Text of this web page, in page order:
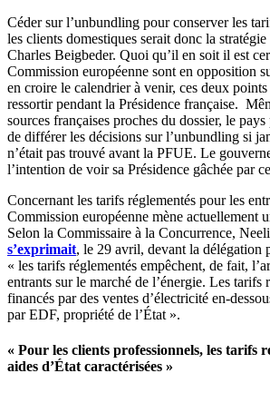
Céder sur l’unbundling pour conserver les
les clients domestiques serait donc la
Charles Beigbeder. Quoi qu’il en soit il est
Commission européenne sont en opposition
en croire le calendrier à venir, ces deux
ressortir pendant la Présidence française.
sources françaises proches du dossier, le
de différer les décisions sur l’unbundling si
n’était pas trouvé avant la PFUE. Le
l’intention de voir sa Présidence gâchée par
Concernant les tarifs réglementés pour les
Commission européenne mène actuellement
Selon la Commissaire à la Concurrence,
s’exprimait, le 29 avril, devant la délégation
« les tarifs réglementés empêchent, de fait,
entrants sur le marché de l’énergie. Les tarifs
financés par des ventes d’électricité en-
par EDF, propriété de l’État ».
« Pour les clients professionnels, les tarifs
aides d’État caractérisées »